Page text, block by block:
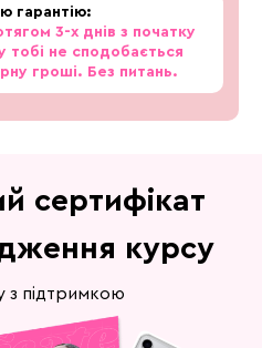
гарантію:
3-х днів з початку
тобі не сподобається
гроші. Без питань.
сертифікат
курсу
з підтримкою